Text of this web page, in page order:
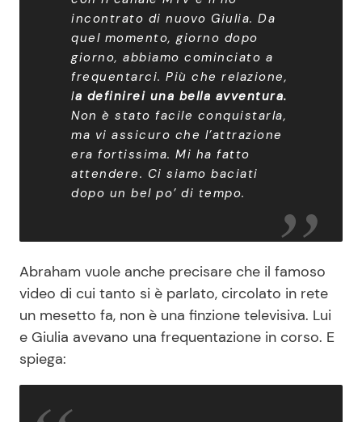
incontrato di nuovo Giulia. Da
quel momento, giorno dopo
giorno, abbiamo cominciato a
frequentarci. Più che relazione,
la definirei una bella avventura.
Non è stato facile conquistarla,
ma vi assicuro che l’attrazione
era fortissima. Mi ha fatto
attendere. Ci siamo baciati
dopo un bel po’ di tempo.
Abraham vuole anche precisare che il famoso
video di cui tanto si è parlato, circolato in rete
un mesetto fa, non è una finzione televisiva. Lui
e Giulia avevano una frequentazione in corso. E
spiega: